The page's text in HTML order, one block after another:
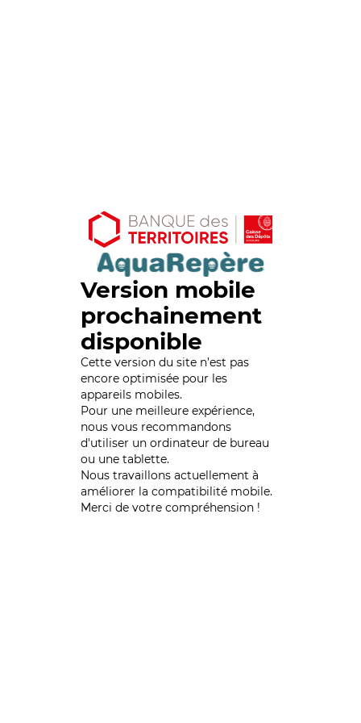
Version mobile
prochainement
disponible
Cette version du site n’est pas
encore optimisée pour les
appareils mobiles.
Pour une meilleure expérience,
nous vous recommandons
d'utiliser un ordinateur de bureau
ou une tablette.
Nous travaillons actuellement à
améliorer la compatibilité mobile.
Merci de votre compréhension !